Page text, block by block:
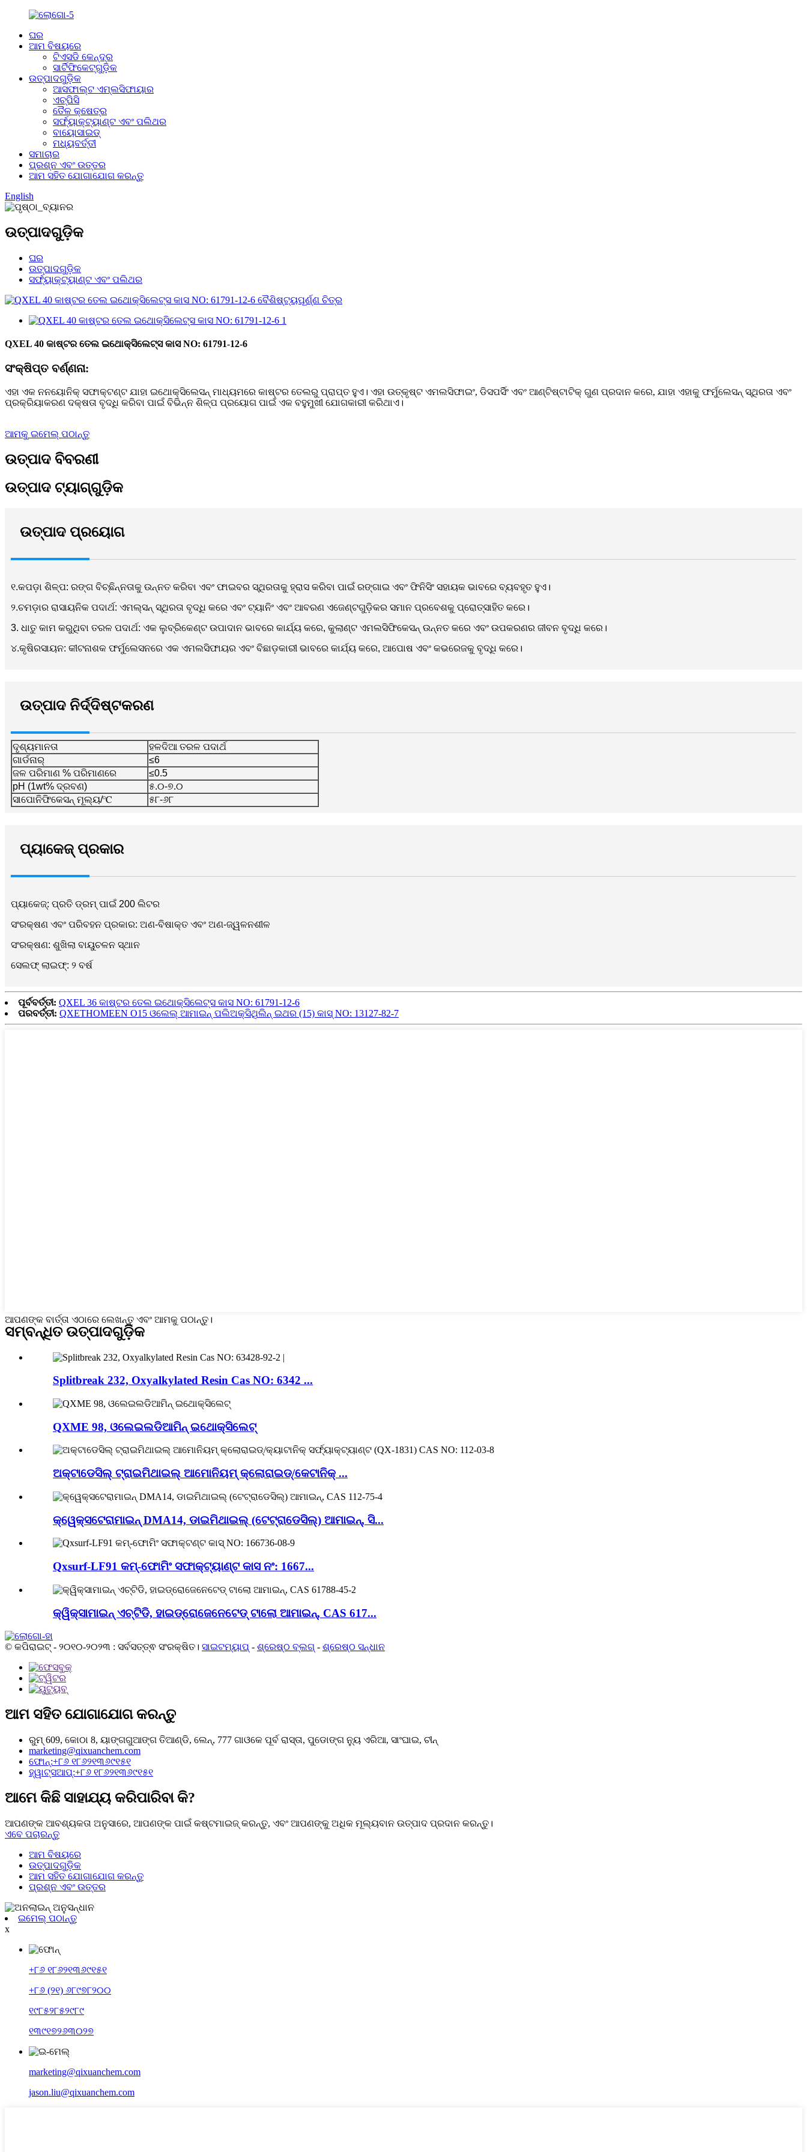
ଘର
ଆମ ବିଷୟରେ
ଟିଏସଡି କେନ୍ଦ୍ର
ସାର୍ଟିଫିକେଟ୍‌ଗୁଡ଼ିକ
ଉତ୍ପାଦଗୁଡ଼ିକ
ଆସଫାଲ୍ଟ ଏମ୍ଲସିଫାୟାର
ଏଚ୍‌ପିସି
ତୈଳ କ୍ଷେତ୍ର
ସର୍ଫ୍ୟାକ୍ଟ୍ୟାଣ୍ଟ ଏବଂ ପଲିଥର
ବାୟୋସାଇଡ୍
ମଧ୍ୟବର୍ତ୍ତୀ
ସମାଚାର
ପ୍ରଶ୍ନ ଏବଂ ଉତ୍ତର
ଆମ ସହିତ ଯୋଗାଯୋଗ କରନ୍ତୁ
English
ଉତ୍ପାଦଗୁଡ଼ିକ
ଘର
ଉତ୍ପାଦଗୁଡ଼ିକ
ସର୍ଫ୍ୟାକ୍ଟ୍ୟାଣ୍ଟ ଏବଂ ପଲିଥର
QXEL 40 କାଷ୍ଟର ତେଲ ଇଥୋକ୍ସିଲେଟ୍ସ କାସ NO: 61791-12-6
ସଂକ୍ଷିପ୍ତ ବର୍ଣ୍ଣନା:
ଏହା ଏକ ନନୟୋନିକ୍ ସଫାକ୍ଟଣ୍ଟ ଯାହା ଇଥୋକ୍ସିଲେସନ୍ ମାଧ୍ୟମରେ କାଷ୍ଟର ତେଲରୁ ପ୍ରାପ୍ତ ହୁଏ। ଏହା ଉତ୍କୃଷ୍ଟ ଏମଲସିଫାଇଂ, ଡିସପର୍ସିଂ ଏବଂ ଆଣ୍ଟିଷ୍ଟାଟିକ୍ ଗୁଣ ପ୍ରଦାନ କରେ, ଯାହା ଏହାକୁ ଫର୍ମୁଲେସନ୍ ସ୍ଥିରତା ଏବଂ
ପ୍ରକ୍ରିୟାକରଣ ଦକ୍ଷତା ବୃଦ୍ଧି କରିବା ପାଇଁ ବିଭିନ୍ନ ଶିଳ୍ପ ପ୍ରୟୋଗ ପାଇଁ ଏକ ବହୁମୁଖୀ ଯୋଗକାରୀ କରିଥାଏ।
ଆମକୁ ଇମେଲ୍ ପଠାନ୍ତୁ
ଉତ୍ପାଦ ବିବରଣୀ
ଉତ୍ପାଦ ଟ୍ୟାଗ୍‌ଗୁଡ଼ିକ
ଉତ୍ପାଦ ପ୍ରୟୋଗ
୧.କପଡ଼ା ଶିଳ୍ପ: ରଙ୍ଗ ବିଚ୍ଛିନ୍ନତାକୁ ଉନ୍ନତ କରିବା ଏବଂ ଫାଇବର ସ୍ଥିରତାକୁ ହ୍ରାସ କରିବା ପାଇଁ ରଙ୍ଗାଇ ଏବଂ ଫିନିସିଂ ସହାୟକ ଭାବରେ ବ୍ୟବହୃତ ହୁଏ।
୨.ଚମଡ଼ାର ରାସାୟନିକ ପଦାର୍ଥ: ଏମଲ୍ସନ୍ ସ୍ଥିରତା ବୃଦ୍ଧି କରେ ଏବଂ ଟ୍ୟାନିଂ ଏବଂ ଆବରଣ ଏଜେଣ୍ଟଗୁଡ଼ିକର ସମାନ ପ୍ରବେଶକୁ ପ୍ରୋତ୍ସାହିତ କରେ।
3. ଧାତୁ କାମ କରୁଥିବା ତରଳ ପଦାର୍ଥ: ଏକ ଲୁବ୍ରିକେଣ୍ଟ ଉପାଦାନ ଭାବରେ କାର୍ଯ୍ୟ କରେ, କୁଲାଣ୍ଟ ଏମଲସିଫିକେସନ୍ ଉନ୍ନତ କରେ ଏବଂ ଉପକରଣର ଜୀବନ ବୃଦ୍ଧି କରେ।
୪.କୃଷିରସାୟନ: କୀଟନାଶକ ଫର୍ମୁଲେସନରେ ଏକ ଏମଲସିଫାୟର ଏବଂ ବିଛାଡ଼କାରୀ ଭାବରେ କାର୍ଯ୍ୟ କରେ, ଆପୋଷ ଏବଂ କଭରେଜକୁ ବୃଦ୍ଧି କରେ।
ଉତ୍ପାଦ ନିର୍ଦ୍ଦିଷ୍ଟକରଣ
ଦୃଶ୍ୟମାନତା
ହଳଦିଆ ତରଳ ପଦାର୍ଥ
ଗାର୍ଡନାର୍
≤6
ଜଳ ପରିମାଣ % ପରିମାଣରେ
≤0.5
pH (1wt% ଦ୍ରବଣ)
୫.୦-୭.୦
ସାପୋନିଫିକେସନ୍ ମୂଲ୍ୟ/℃
୫୮-୬୮
ପ୍ୟାକେଜ୍ ପ୍ରକାର
ପ୍ୟାକେଜ୍: ପ୍ରତି ଡ୍ରମ୍ ପାଇଁ 200 ଲିଟର
ସଂରକ୍ଷଣ ଏବଂ ପରିବହନ ପ୍ରକାର: ଅଣ-ବିଷାକ୍ତ ଏବଂ ଅଣ-ଜ୍ୱଳନଶୀଳ
ସଂରକ୍ଷଣ: ଶୁଖିଲା ବାୟୁଚଳନ ସ୍ଥାନ
ସେଲଫ୍ ଲାଇଫ୍: ୨ ବର୍ଷ
ପୂର୍ବବର୍ତ୍ତୀ: QXEL 36 କାଷ୍ଟର ତେଲ ଇଥୋକ୍ସିଲେଟ୍ସ କାସ NO: 61791-12-6
ପରବର୍ତ୍ତୀ: QXETHOMEEN O15 ଓଲେଲ୍ ଆମାଇନ୍ ପଲିଅକ୍ସିଥିଲିନ୍ ଇଥର (15) କାସ୍ NO: 13127-82-7
ଆପଣଙ୍କ ବାର୍ତ୍ତା ଏଠାରେ ଲେଖନ୍ତୁ ଏବଂ ଆମକୁ ପଠାନ୍ତୁ।
ସମ୍ବନ୍ଧିତ ଉତ୍ପାଦଗୁଡ଼ିକ
Splitbreak 232, Oxyalkylated Resin Cas NO: 6342 ...
QXME 98, ଓଲେଇଲଡିଆମିନ୍ ଇଥୋକ୍ସିଲେଟ୍
ଅକ୍ଟାଡେସିଲ୍ ଟ୍ରାଇମିଥାଇଲ୍ ଆମୋନିୟମ୍ କ୍ଲୋରାଇଡ୍/କେଟାନିକ୍ ...
କ୍ୱେକ୍ସଟେରାମାଇନ୍ DMA14, ଡାଇମିଥାଇଲ୍ (ଟେଟ୍ରାଡେସିଲ୍) ଆମାଇନ୍, ସି...
Qxsurf-LF91 କମ୍-ଫୋମିଂ ସଫାକ୍ଟ୍ୟାଣ୍ଟ କାସ ନଂ: 1667...
କ୍ୱିକ୍ସାମାଇନ୍ ଏଚ୍ଟିଡି, ହାଇଡ୍ରୋଜେନେଟେଡ୍ ଟାଲୋ ଆମାଇନ୍, CAS 617...
© କପିରାଇଟ୍ - ୨୦୧୦-୨୦୨୩ : ସର୍ବସତ୍ତ୍ଵ ସଂରକ୍ଷିତ। ସାଇଟମ୍ୟାପ୍ - ଶ୍ରେଷ୍ଠ ବ୍ଲଗ୍ - ଶ୍ରେଷ୍ଠ ସନ୍ଧାନ
ଆମ ସହିତ ଯୋଗାଯୋଗ କରନ୍ତୁ
ରୁମ୍ 609, କୋଠା 8, ୟାଙ୍ଗଗୁଆଙ୍ଗ ତିଆଣ୍ଡି, ଲେନ୍, 777 ଗାଓକେ ପୂର୍ବ ରାସ୍ତା, ପୁଡୋଙ୍ଗ ନ୍ୟୁ ଏରିଆ, ସାଂଘାଇ, ଚୀନ୍
marketing@qixuanchem.com
ଫୋନ୍:+୮୬ ୧୮୬୨୧୩୬୯୧୫୧
ହ୍ୱାଟ୍ସଆପ୍:+୮୬ ୧୮୬୨୧୩୬୯୧୫୧
ଆମେ କିଛି ସାହାଯ୍ୟ କରିପାରିବା କି?
ଆପଣଙ୍କ ଆବଶ୍ୟକତା ଅନୁସାରେ, ଆପଣଙ୍କ ପାଇଁ କଷ୍ଟମାଇଜ୍ କରନ୍ତୁ, ଏବଂ ଆପଣଙ୍କୁ ଅଧିକ ମୂଲ୍ୟବାନ ଉତ୍ପାଦ ପ୍ରଦାନ କରନ୍ତୁ।
ଏବେ ପଚାରନ୍ତୁ
ଆମ ବିଷୟରେ
ଉତ୍ପାଦଗୁଡ଼ିକ
ଆମ ସହିତ ଯୋଗାଯୋଗ କରନ୍ତୁ
ପ୍ରଶ୍ନ ଏବଂ ଉତ୍ତର
ଇମେଲ୍ ପଠାନ୍ତୁ
x
+୮୬ ୧୮୬୨୧୩୬୯୧୫୧
+୮୬ (୨୧) ୬୮୯୭୮୨୦୦
୧୯୮୫୨୮୫୨୯୮୯
୧୩୯୧୭୨୬୩୦୨୭
marketing@qixuanchem.com
jason.liu@qixuanchem.com